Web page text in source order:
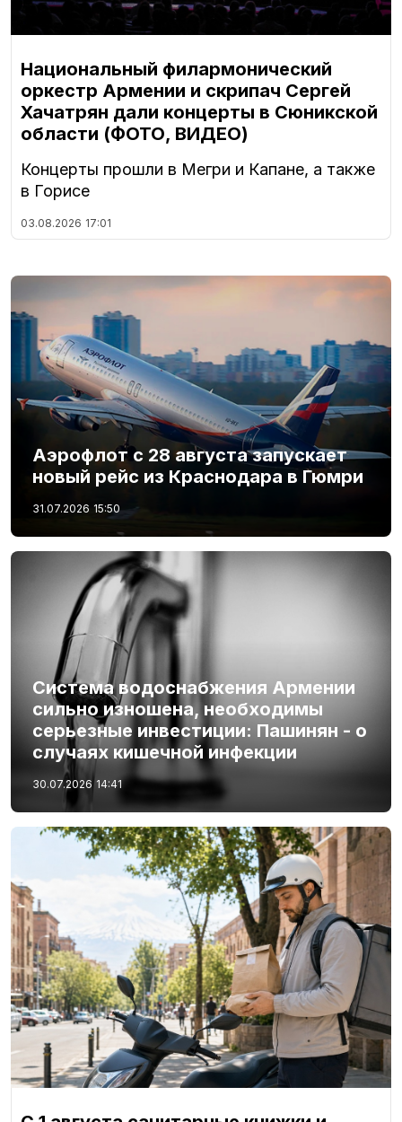
Национальный филармонический
оркестр Армении и скрипач Сергей
Хачатрян дали концерты в Сюникской
области (ФОТО, ВИДЕО)
Концерты прошли в Мегри и Капане, а также
в Горисе
03.08.2026 17:01
Аэрофлот с 28 августа запускает
новый рейс из Краснодара в Гюмри
31.07.2026 15:50
Система водоснабжения Армении
сильно изношена, необходимы
серьезные инвестиции: Пашинян - о
случаях кишечной инфекции
30.07.2026 14:41